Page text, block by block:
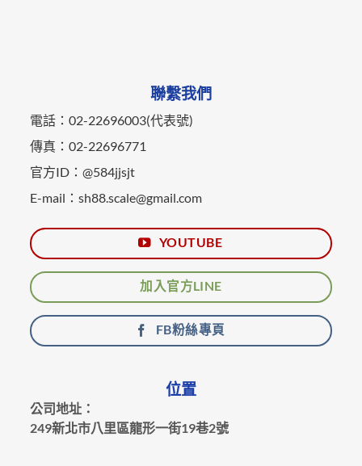
聯繫我們
電話：02-22696003(代表號)
傳真：02-22696771
官方ID：@584jjsjt
E-mail：sh88.scale@gmail.com
YOUTUBE
加入官方LINE
FB粉絲專頁
位置
公司地址：
249新北市八里區龍形一街19巷2號